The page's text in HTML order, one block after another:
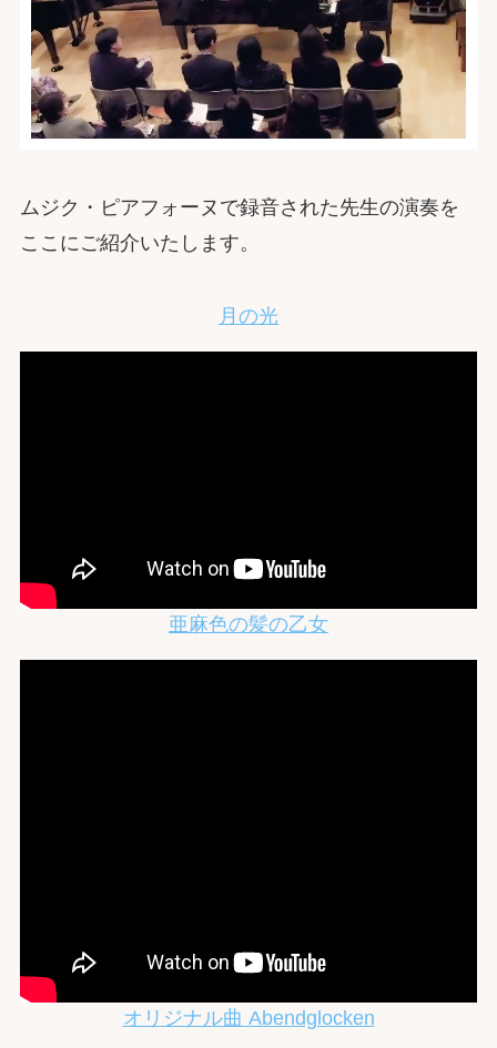
ムジク・ピアフォーヌで録音された先生の演奏を
ここにご紹介いたします。
月の光
亜麻色の髪の乙女
オリジナル曲 Abendglocken